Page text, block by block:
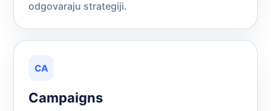
odgovaraju strategiji.
CA
Campaigns